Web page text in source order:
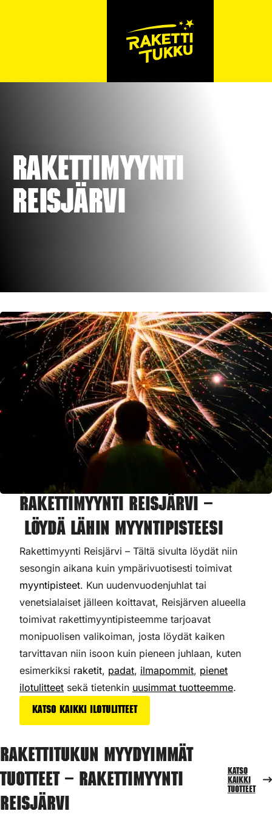
Rakettimyynti
Reisjärvi
Rakettimyynti Reisjärvi –
Löydä lähin myyntipisteesi
Rakettimyynti Reisjärvi – Tältä sivulta löydät niin
sesongin aikana kuin ympärivuotisesti toimivat
myyntipisteet. Kun uudenvuodenjuhlat tai
venetsialaiset jälleen koittavat, Reisjärven alueella
toimivat rakettimyyntipisteemme tarjoavat
monipuolisen valikoiman, josta löydät kaiken
tarvittavan niin isoon kuin pieneen juhlaan, kuten
esimerkiksi raketit, padat, ilmapommit, pienet
ilotulitteet sekä tietenkin uusimmat tuotteemme.
Katso kaikki ilotulitteet
Rakettitukun myydyimmät
tuotteet – Rakettimyynti
Reisjärvi
Katso
kaikki
tuotteet